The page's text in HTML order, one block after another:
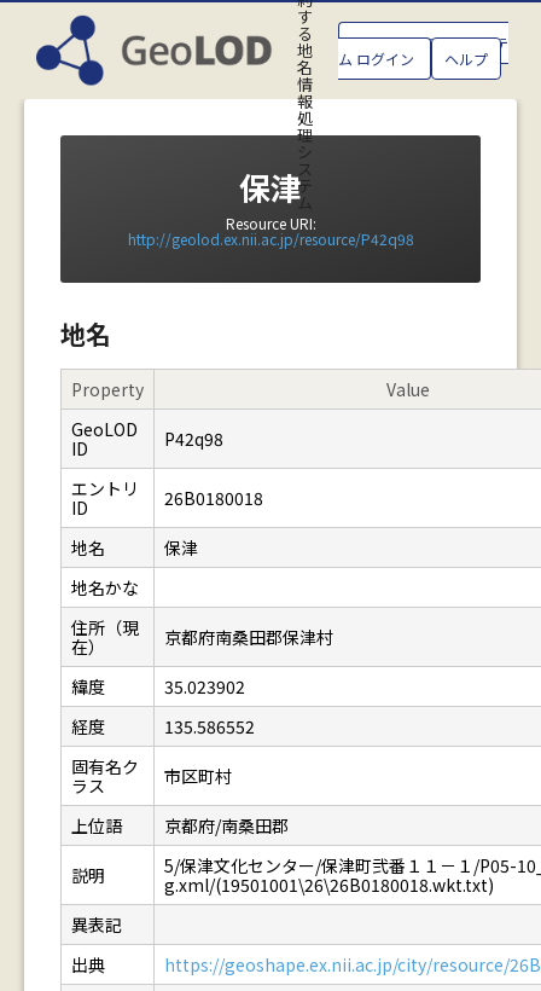
す
る
地
名
情
報
処
理
シ
ス
テ
ム
GeoLOD地名管理システ
ム ログイン ヘルプ
保津
Resource URI:
http://geolod.ex.nii.ac.jp/resource/P42q98
地名
Property
Value
GeoLOD
ID
P42q98
エントリ
ID
26B0180018
地名
保津
地名かな
住所（現
在）
京都府南桑田郡保津村
緯度
35.023902
経度
135.586552
固有名ク
ラス
市区町村
上位語 京都府/南桑田郡
説明
5/保津文化センター/保津町弐番１１－１/P05-
g.xml/(19501001\26\26B0180018.wkt.txt)
異表記
出典
https://geoshape.ex.nii.ac.jp/city/resource/